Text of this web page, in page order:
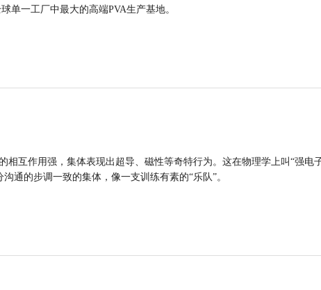
单一工厂中最大的高端PVA生产基地。
相互作用强，集体表现出超导、磁性等奇特行为。这在物理学上叫“强电
的步调一致的集体，像一支训练有素的“乐队”。